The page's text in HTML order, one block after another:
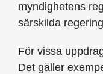
myndighetens
särskilda
För vissa
Det gäller